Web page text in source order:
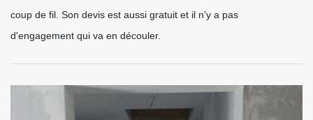
coup de fil. Son devis est aussi gratuit et il n'y a pas
d'engagement qui va en découler.